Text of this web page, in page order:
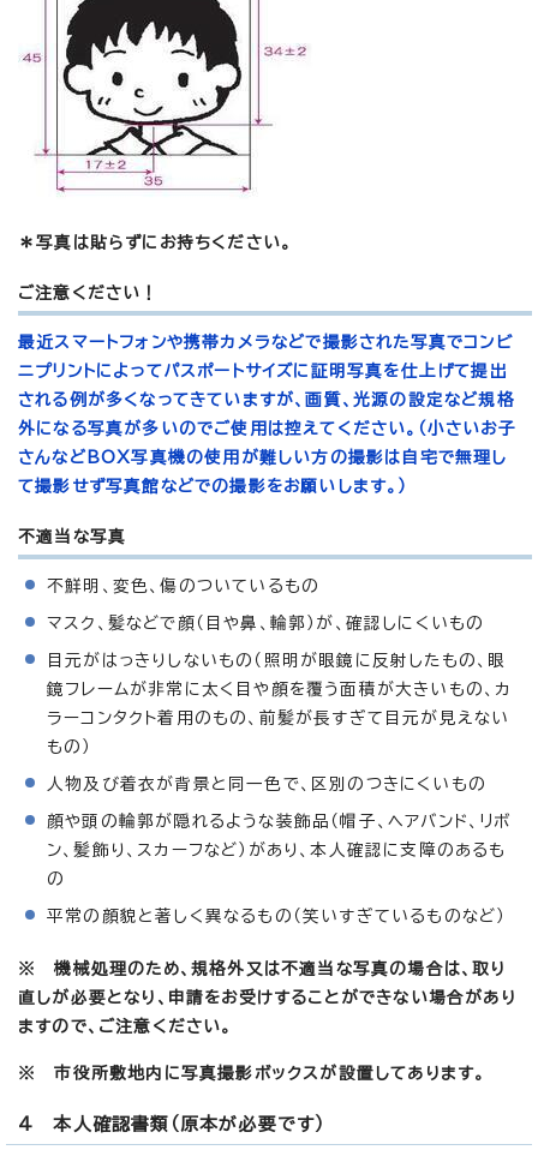
＊写真は貼らずにお持ちください。
ご注意ください！
最近スマートフォンや携帯カメラなどで撮影された写真でコンビ
ニプリントによってパスポートサイズに証明写真を仕上げて提出
される例が多くなってきていますが、画質、光源の設定など規格
外になる写真が多いのでご使用は控えてください。（小さいお子
さんなどBOX写真機の使用が難しい方の撮影は自宅で無理し
て撮影せず写真館などでの撮影をお願いします。）
不適当な写真
不鮮明、変色、傷のついているもの
マスク、髪などで顔（目や鼻、輪郭）が、確認しにくいもの
目元がはっきりしないもの（照明が眼鏡に反射したもの、眼
鏡フレームが非常に太く目や顔を覆う面積が大きいもの、カ
ラーコンタクト着用のもの、前髪が長すぎて目元が見えない
もの）
人物及び着衣が背景と同一色で、区別のつきにくいもの
顔や頭の輪郭が隠れるような装飾品（帽子、ヘアバンド、リボ
ン、髪飾り、スカーフなど）があり、本人確認に支障のあるも
の
平常の顔貌と著しく異なるもの（笑いすぎているものなど）
※ 機械処理のため、規格外又は不適当な写真の場合は、取り
直しが必要となり、申請をお受けすることができない場合があり
ますので、ご注意ください。
※ 市役所敷地内に写真撮影ボックスが設置してあります。
4 本人確認書類（原本が必要です）